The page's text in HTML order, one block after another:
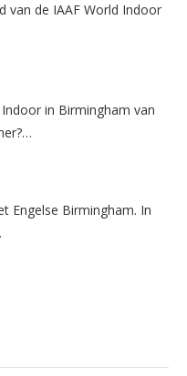
van de IAAF World Indoor
in Birmingham van
Engelse Birmingham. In